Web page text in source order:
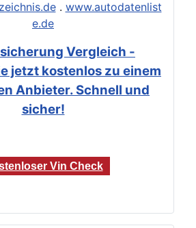
. www.autodatenlist
e.de
Vergleich -
jetzt kostenlos zu einem
Anbieter. Schnell und
sicher!
Vin Check